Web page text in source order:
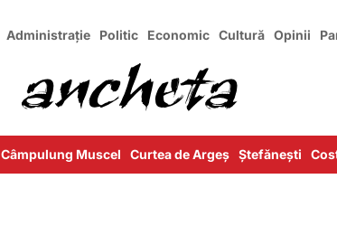
Administrație Politic Economic Cultură Opinii
Câmpulung Muscel Curtea de Argeș Ștefănești